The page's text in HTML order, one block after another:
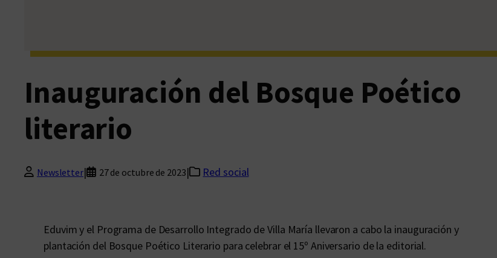
Inauguración del Bosque Poético
literario
Newsletter| 27 de octubre de 2023| Red social
Eduvim y el Programa de Desarrollo Integrado de Villa María llevaron a cabo la inauguración y
plantación del Bosque Poético Literario para celebrar el 15º Aniversario de la editorial.